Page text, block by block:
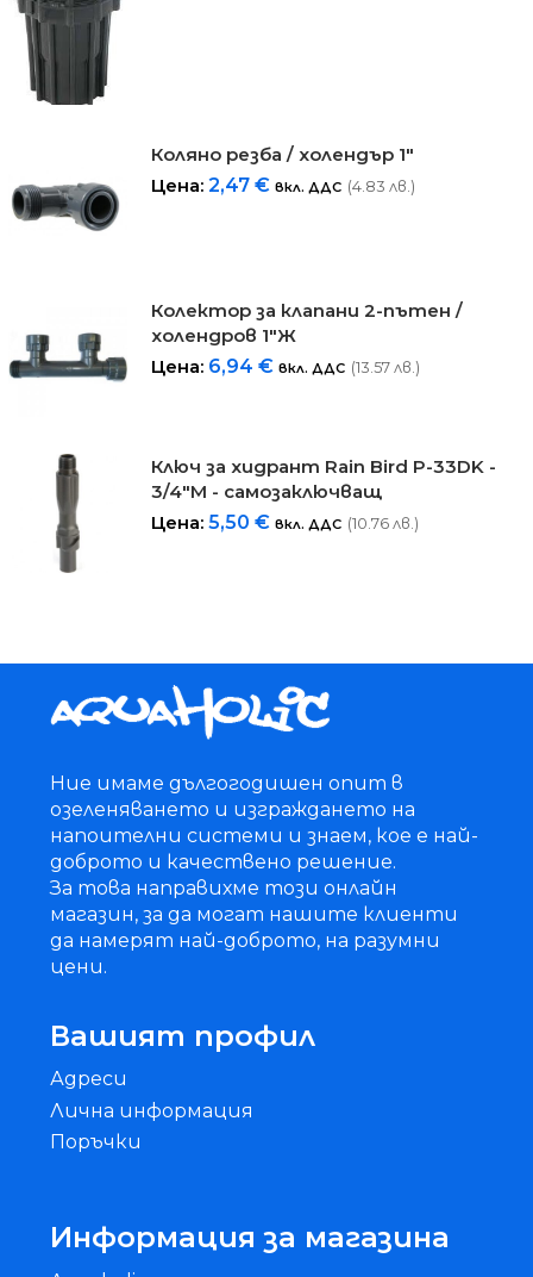
Коляно резба / холендър 1"
Цена:2,47€ вкл. ДДС (4.83 лв.)
Колектор за клапани 2-пътен /
холендров 1"Ж
Цена: 6,94€ вкл. ДДС (13.57 лв.)
Ключ за хидрант Rain Bird P-33DK -
3/4"М - самозаключващ
Цена:5,50€ вкл. ДДС (10.76 лв.)
Ние имаме дългогодишен опит в
озеленяването и изграждането на
напоителни системи и знаем, кое е най-
доброто и качествено решение.
За това направихме този онлайн
магазин, за да могат нашите клиенти
да намерят най-доброто, на разумни
цени.
Вашият профил
Адреси
Лична информация
Поръчки
Информация за магазина